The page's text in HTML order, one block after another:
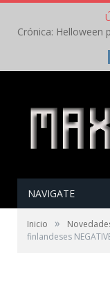
NAVIGATE
Inicio »
finlandeses